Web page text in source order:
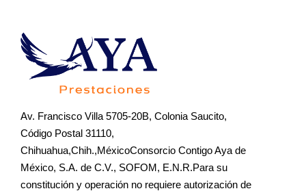
Av. Francisco Villa 5705-20B, Colonia Saucito,
Código Postal 31110,
Chihuahua,Chih.,MéxicoConsorcio Contigo Aya de
México, S.A. de C.V., SOFOM, E.N.R.Para su
constitución y operación no requiere autorización de